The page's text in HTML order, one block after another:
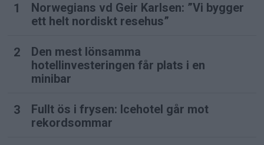
Norwegians vd Geir Karlsen: ”Vi bygger
ett helt nordiskt resehus”
Den mest lönsamma
hotellinvesteringen får plats i en
minibar
Fullt ös i frysen: Icehotel går mot
rekordsommar